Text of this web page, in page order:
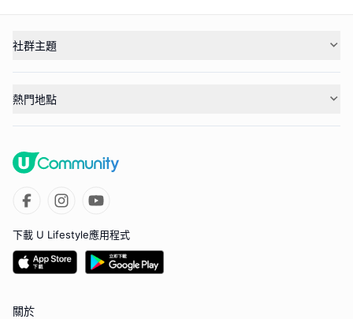
社群主題
熱門地點
下載 U Lifestyle應用程式
關於